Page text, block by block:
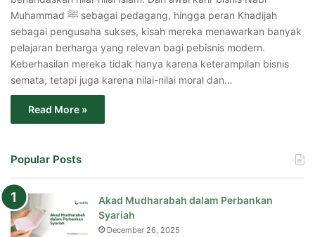
Muhammad ﷺ sebagai pedagang, hingga peran Khadijah
sebagai pengusaha sukses, kisah mereka menawarkan banyak
pelajaran berharga yang relevan bagi pebisnis modern.
Keberhasilan mereka tidak hanya karena keterampilan bisnis
semata, tetapi juga karena nilai-nilai moral dan…
Read More »
Popular Posts
Akad Mudharabah dalam Perbankan
Syariah
December 26, 2025